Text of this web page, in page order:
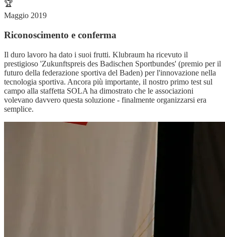
🏆
Maggio 2019
Riconoscimento e conferma
Il duro lavoro ha dato i suoi frutti. Klubraum ha ricevuto il
prestigioso 'Zukunftspreis des Badischen Sportbundes' (premio per il
futuro della federazione sportiva del Baden) per l'innovazione nella
tecnologia sportiva. Ancora più importante, il nostro primo test sul
campo alla staffetta SOLA ha dimostrato che le associazioni
volevano davvero questa soluzione - finalmente organizzarsi era
semplice.